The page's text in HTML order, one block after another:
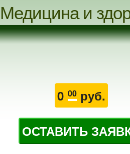
Медицина и
0 00руб.
ОСТАВИТЬ